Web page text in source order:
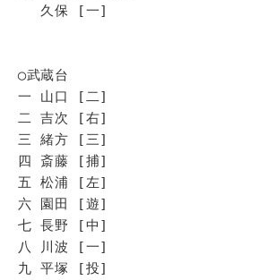
久保 [一]
◯武蔵台
一 山口 [二]
二 吉次 [右]
三 緒方 [三]
四 斎藤 [捕]
五 松浦 [左]
六 園田 [遊]
七 長野 [中]
八 川波 [一]
九 平塚 [投]